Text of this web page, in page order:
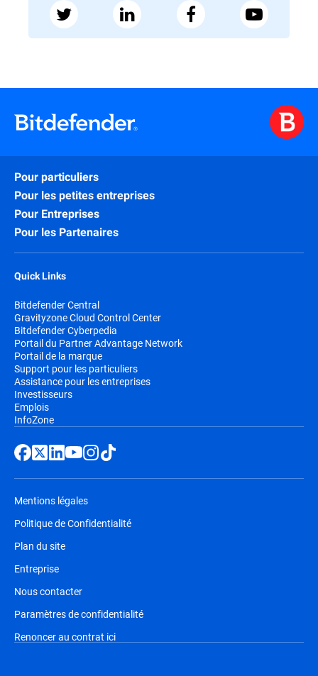
Pour particuliers
Pour les petites entreprises
Pour Entreprises
Pour les Partenaires
Quick Links
Bitdefender Central
Gravityzone Cloud Control Center
Bitdefender Cyberpedia
Portail du Partner Advantage Network
Portail de la marque
Support pour les particuliers
Assistance pour les entreprises
Investisseurs
Emplois
InfoZone
Mentions légales
Politique de Confidentialité
Plan du site
Entreprise
Nous contacter
Paramètres de confidentialité
Renoncer au contrat ici